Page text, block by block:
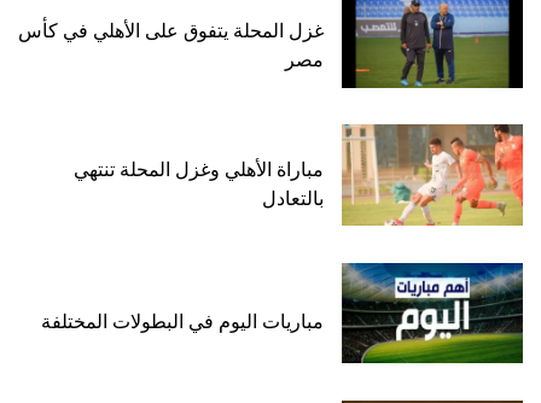
غزل المحلة يتفوق على الأهلي في كأس
مصر
مباراة الأهلي وغزل المحلة تنتهي
بالتعادل
مباريات اليوم في البطولات المختلفة